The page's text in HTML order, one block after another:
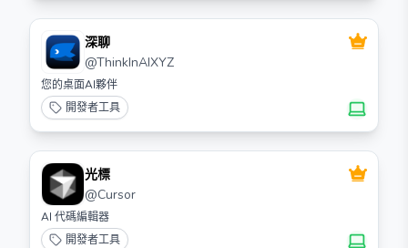
深聊
@ThinkInAIXYZ
您的桌面AI夥伴
開發者工具
光標
@Cursor
AI 代碼編輯器
開發者工具